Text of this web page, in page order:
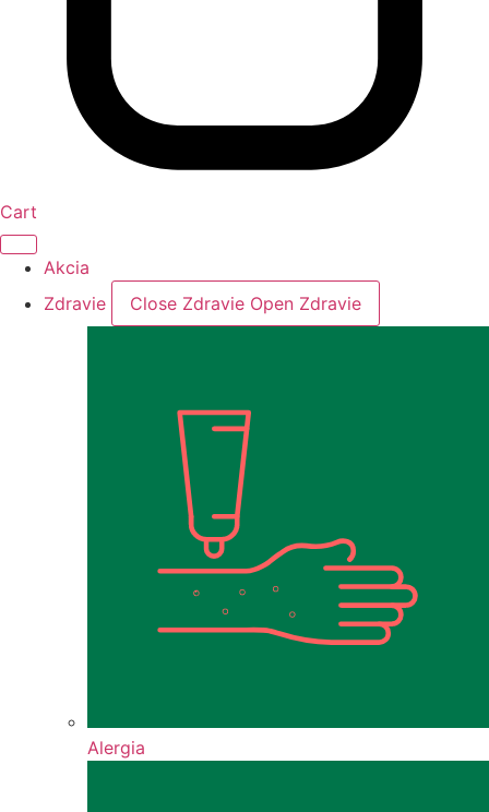
Cart
Akcia
Zdravie
Close Zdravie Open Zdravie
Alergia